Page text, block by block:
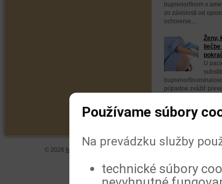
buprenorfínom v
zo závislosti od
ochorenie,...
Ženy,
liečbe
U
buprenorfínom/
prípadne zvážiť
© 2026 MeDitorial | ISSN 1804-0802 | Zásady
Používame súbory
Na prevádzku služby
technické súbory